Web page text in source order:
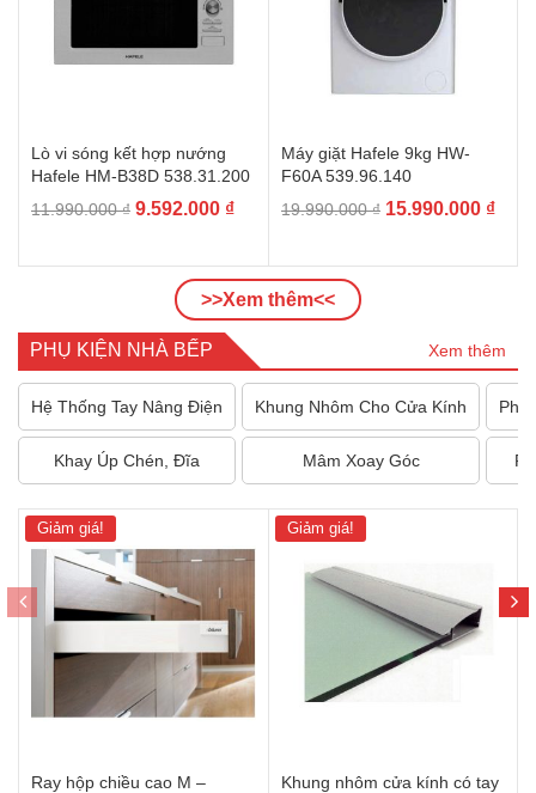
Lò vi sóng kết hợp nướng
Hafele HM-B38D 538.31.200
11.990.000₫ Giá
11.990.000 ₫.
9.592.000 ₫Giá
là:
9.592.000 ₫.
Máy giặt Hafele 9kg HW-
F60A 539.96.140
19.990.000₫ Giá
15.990.000 ₫Giá
>>Xem thêm<<
PHỤ KIỆN NHÀ BẾP Xem thêm
Hệ Thống Tay Nâng Điện
Khay Úp Chén, Đĩa
Khung Nhôm Cho Cửa Kính
Mâm Xoay Góc
Phụ
Giảm giá!
Ray hộp chiều cao M –
Giảm giá!
Khung nhôm cửa kính có tay